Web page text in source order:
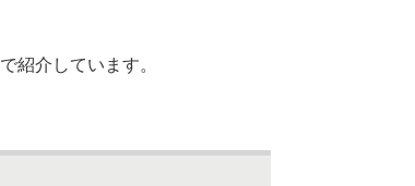
で紹介しています。